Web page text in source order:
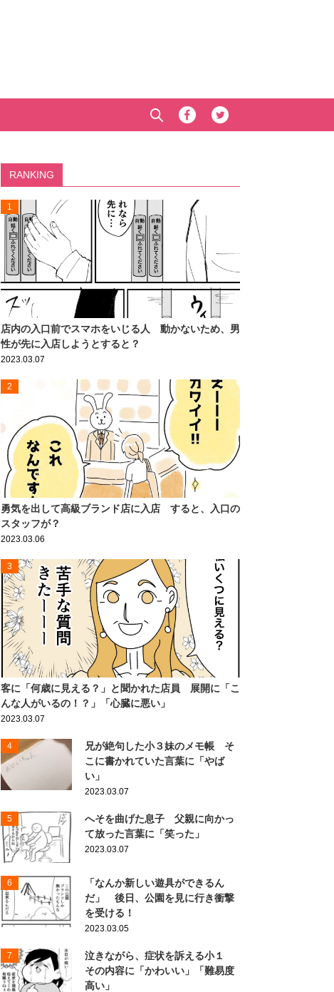
RANKING
1
店内の入口前でスマホをいじる人 動かないため、男
性が先に入店しようとすると？
2023.03.07
2
勇気を出して高級ブランド店に入店 すると、入口の
スタッフが？
2023.03.06
3
客に「何歳に見える？」と聞かれた店員 展開に「こ
んな人がいるの！？」「心臓に悪い」
2023.03.07
4
兄が絶句した小３妹のメモ帳 そ
こに書かれていた言葉に「やば
い」
2023.03.07
5
へそを曲げた息子 父親に向かっ
て放った言葉に「笑った」
2023.03.07
6
「なんか新しい遊具ができるん
だ」 後日、公園を見に行き衝撃
を受ける！
2023.03.05
7
泣きながら、症状を訴える小１
その内容に「かわいい」「難易度
高い」